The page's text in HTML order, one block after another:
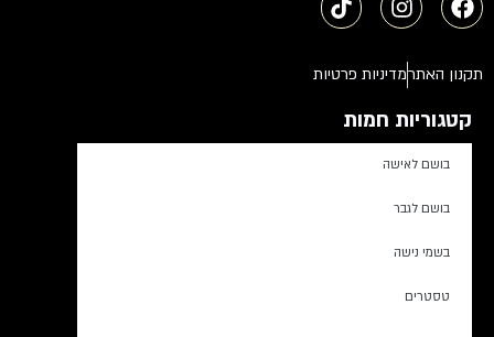
תקנון האתרמדיניות פרטיות
קטגוריות חמות
בושם לאישה
בושם לגבר
בשמי נישה
טסטרים